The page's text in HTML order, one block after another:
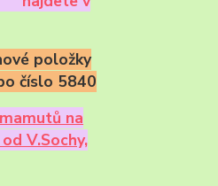
položky
číslo 5840
na
V.Sochy,